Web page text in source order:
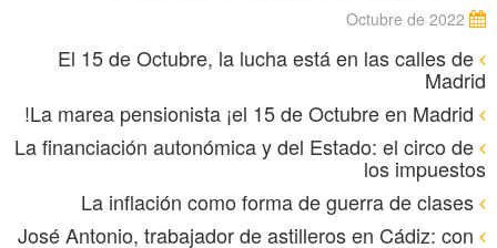
El 15 de Octubre, la lucha está en las calles de
Madrid
La financiación autonómica y del Estado: el circo de
los impuestos
José Antonio, trabajador de astilleros en Cádiz: con